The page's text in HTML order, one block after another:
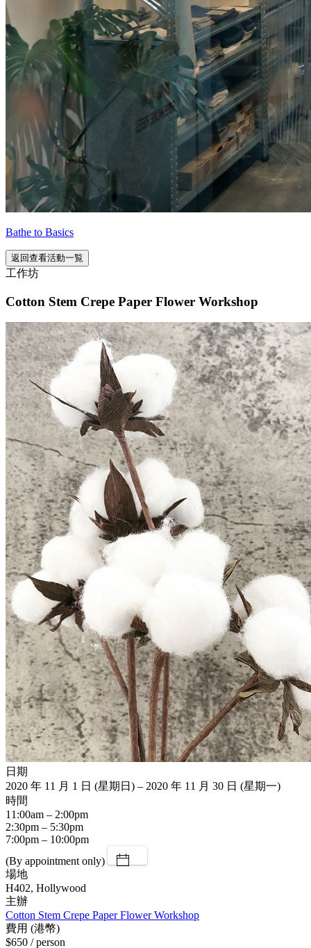
Bathe to Basics
返回查看活動一覧
工作坊
Cotton Stem Crepe Paper Flower Workshop
日期
2020 年 11 月 1 日 (星期日) – 2020 年 11 月 30 日 (星期一)
時間
11:00am – 2:00pm
2:30pm – 5:30pm
7:00pm – 10:00pm
(By appointment only)
場地
H402, Hollywood
主辦
Cotton Stem Crepe Paper Flower Workshop
費用 (港幣)
$650 / person